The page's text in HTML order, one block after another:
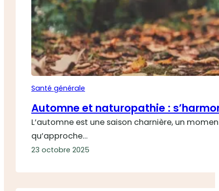
Santé générale
Automne et naturopathie :
L’automne est une saison charnière, un
qu’approche…
23 octobre 2025